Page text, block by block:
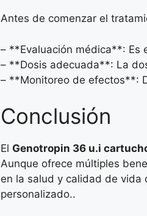
Antes de comenzar el
– **Evaluación médica**: Es
– **Dosis adecuada**: La
– **Monitoreo de efectos**:
Conclusión
El Genotropin 36 u.i
Aunque ofrece múltiples
en la salud y calidad de vida
personalizado..